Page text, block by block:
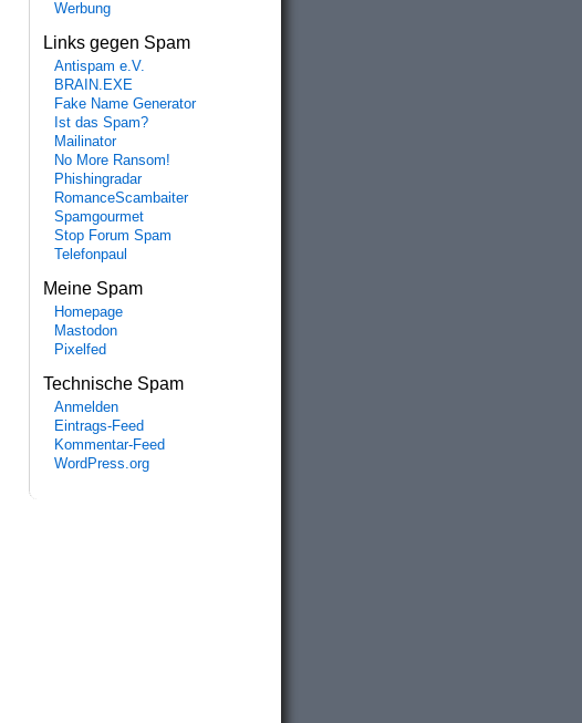
Werbung
Links gegen Spam
Antispam e.V.
BRAIN.EXE
Fake Name Generator
Ist das Spam?
Mailinator
No More Ransom!
Phishingradar
RomanceScambaiter
Spamgourmet
Stop Forum Spam
Telefonpaul
Meine Spam
Homepage
Mastodon
Pixelfed
Technische Spam
Anmelden
Eintrags-Feed
Kommentar-Feed
WordPress.org